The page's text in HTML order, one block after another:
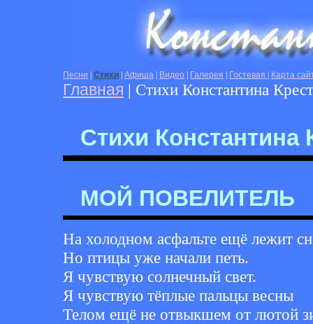
Песни Стихи Афиша Видео Галерея Гостевая Карта
Главная | Стихи Константина
Стихи Константина
МОЙ ПОВЕЛИТЕЛЬ
На холодном асфальте ещё лежит
Но птицы уже начали петь.
Я чувствую солнечный свет.
Я чувствую тёплые пальцы весны
Телом ещё не отвыкшем от лютой